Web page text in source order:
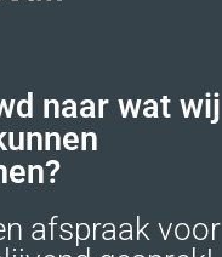
naar wat wij
afspraak voor